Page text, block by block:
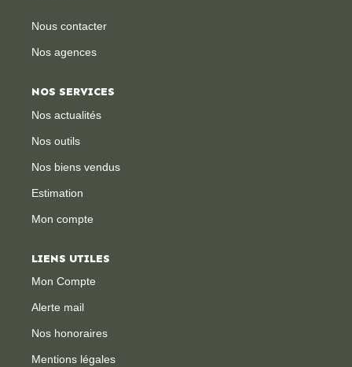
Nous contacter
Nos agences
NOS SERVICES
Nos actualités
Nos outils
Nos biens vendus
Estimation
Mon compte
LIENS UTILES
Mon Compte
Alerte mail
Nos honoraires
Mentions légales